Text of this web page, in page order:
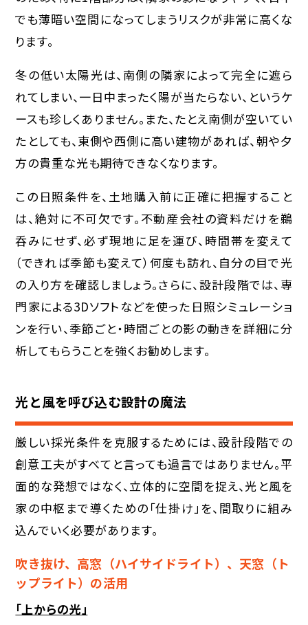
でも薄暗い空間になってしまうリスクが非常に高くな
ります。
冬の低い太陽光は、南側の隣家によって完全に遮ら
れてしまい、一日中まったく陽が当たらない、というケ
ースも珍しくありません。また、たとえ南側が空いてい
たとしても、東側や西側に高い建物があれば、朝や夕
方の貴重な光も期待できなくなります。
この日照条件を、土地購入前に正確に把握すること
は、絶対に不可欠です。不動産会社の資料だけを鵜
呑みにせず、必ず現地に足を運び、時間帯を変えて
（できれば季節も変えて）何度も訪れ、自分の目で光
の入り方を確認 しましょう。さらに、設計段階では、専
門家による3Dソフトなどを使った日照シミュレーショ
ンを行い、季節ごと・時間ごとの影の動きを詳細に分
析してもらうことを強くお勧めします。
光と風を呼び込む設計の魔法
厳しい採光条件を克服するためには、設計段階での
創意工夫がすべてと言っても過言ではありません。平
面的な発想ではなく、立体的に空間を捉え、光と風を
家の中枢まで導くための「仕掛け」を、間取りに組み
込んでいく必要があります。
吹き抜け、高窓（ハイサイドライト）、天窓（ト
ップライト）の活用
「上からの光」